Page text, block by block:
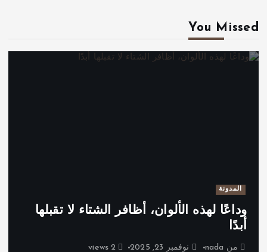
You Missed
المدونة
وداعًا لهذه الألوان، أظافر الشتاء لا تقبلها
أبدًا
من nada نوفمبر 23, 2025 2 views